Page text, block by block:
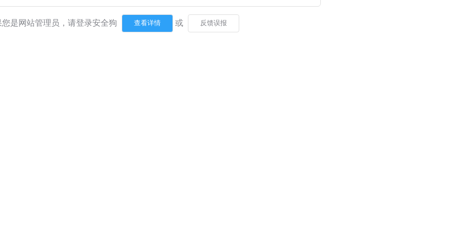
您是网站管理员，请登录安全狗 或